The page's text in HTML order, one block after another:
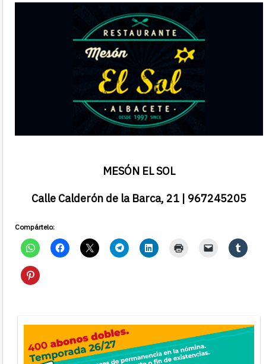
MESÓN EL SOL
Calle Calderón de la Barca, 21 | 967245205
Compártelo: